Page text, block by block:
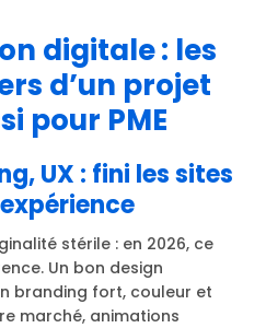
digitale : les
d’un projet
pour PME
UX : fini les sites
stérile : en 2026, ce
Un bon design
branding fort, couleur et
marché, animations